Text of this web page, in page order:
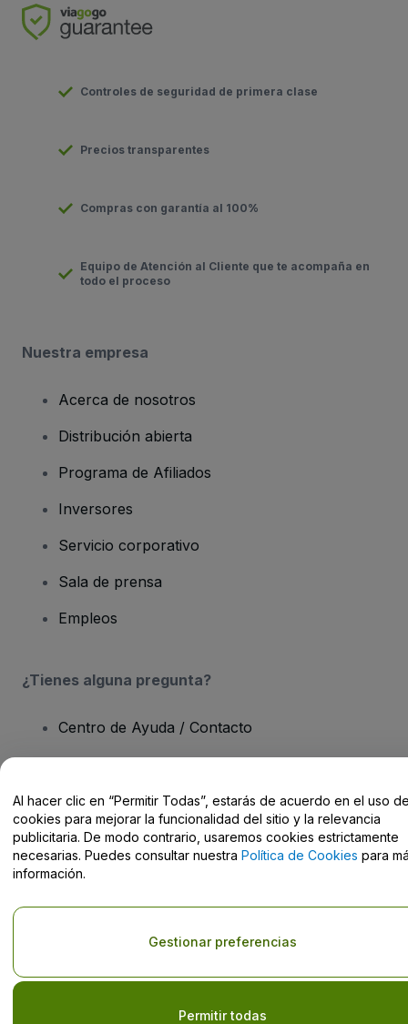
Controles de seguridad de primera clase
Precios transparentes
Compras con garantía al 100%
Equipo de Atención al Cliente que te acompaña en
todo el proceso
Nuestra empresa
Acerca de nosotros
Distribución abierta
Programa de Afiliados
Inversores
Servicio corporativo
Sala de prensa
Empleos
¿Tienes alguna pregunta?
Centro de Ayuda / Contacto
Derechos reservados © viagogo GmbH 2026 Datos de la Empresa
El uso de este sitio web constituye la aceptación de losTérminos y
Condiciones, de laPolítica de Privacidad, de laPolítica de Cookies
y de laPolítica de Privacidad para Móviles
privacidad
Al hacer clic en “Permitir Todas”, estarás de acuerdo en el uso
cookies para mejorar la funcionalidad del sitio y la relevancia
publicitaria. De modo contrario, usaremos cookies estrictamente
necesarias. Puedes consultar nuestra Política de Cookies para
información.
Permitir todas
Gestionar preferencias